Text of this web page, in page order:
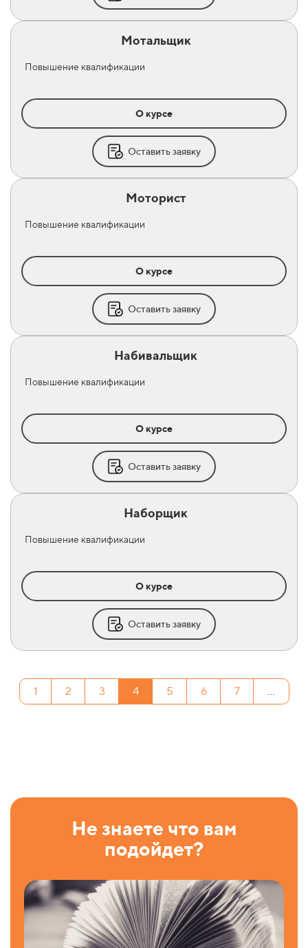
Мотальщик
Повышение квалификации
О курсе
Оставить заявку
Моторист
Повышение квалификации
О курсе
Оставить заявку
Набивальщик
Повышение квалификации
О курсе
Оставить заявку
Наборщик
Повышение квалификации
О курсе
Оставить заявку
1 2 3 4 5 6 7 ...
Не знаете что вам
подойдет?